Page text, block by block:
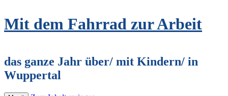
Mit dem Fahrrad zur Arbeit
das ganze Jahr über/ mit Kindern/ in
Wuppertal